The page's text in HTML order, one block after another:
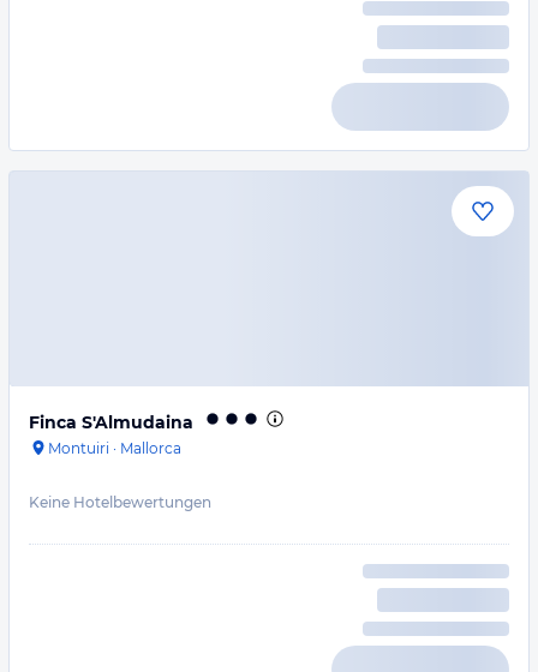
Finca S'Almudaina
Montuiri · Mallorca
Keine Hotelbewertungen